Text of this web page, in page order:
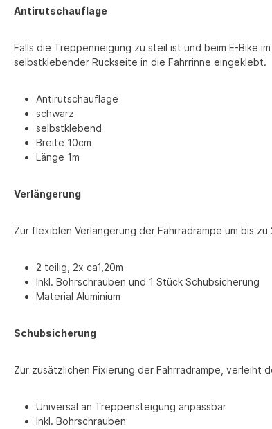
Antirutschauflage
Falls die Treppenneigung zu steil ist und beim E-Bike
selbstklebender Rückseite in die Fahrrinne eingeklebt.
Antirutschauflage
schwarz
selbstklebend
Breite 10cm
Länge 1m
Verlängerung
Zur flexiblen Verlängerung der Fahrradrampe um bis zu
2 teilig, 2x ca1,20m
Inkl. Bohrschrauben und 1 Stück Schubsicherung
Material Aluminium
Schubsicherung
Zur zusätzlichen Fixierung der Fahrradrampe, verleiht
Universal an Treppensteigung anpassbar
Inkl. Bohrschrauben